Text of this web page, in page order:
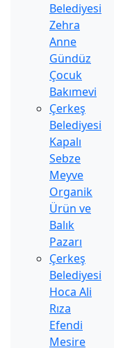
Belediyesi
Zehra
Anne
Gündüz
Çocuk
Bakımevi
Çerkeş
Belediyesi
Kapalı
Sebze
Meyve
Organik
Ürün ve
Balık
Pazarı
Çerkeş
Belediyesi
Hoca Ali
Rıza
Efendi
Mesire